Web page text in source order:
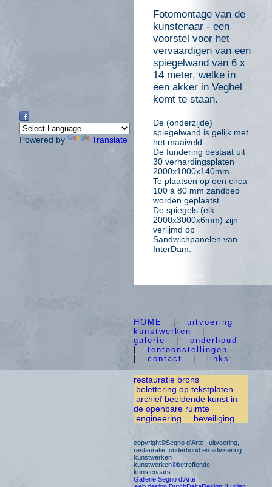
Powered by Translate
Fotomontage van de
kunstenaar - een
voorstel voor het
vervaardigen van een
spiegelwand van 6 x
14 meter, welke in
een akker in Veghel
komt te staan.
De (onderzijde)
spiegelwand is gelijk met
het maaiveld.
De fundering bestaat uit
30 verhardingsplaten
2000x1000x140mm
Te plaatsen op een circa
100 à 80 mm zandbed
worden geplaatst.
De spiegels (elk
2000x3000x6mm) zijn
verlijmd op
Sandwichpanelen van
InterDam.
HOME
uitvoering
kunstwerken
galerie
onderhoud
tentoonstellingen
contact links
restauratie brons
belettering op tekstplaten
archief beeldende kunst in
de openbare ruimte
engineering
beveiliging
copyright©Segno d'Arte | uitvoering,
restauratie, onderhoud en advisering
kunstwerken
kunstwerken©betreffende
kunstenaars
Gallerie Segno d'Arte